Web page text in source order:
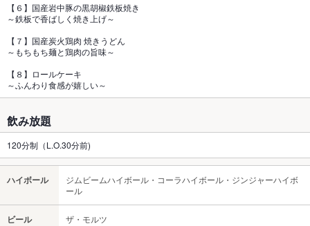
【６】国産岩中豚の黒胡椒鉄板焼き
～鉄板で香ばしく焼き上げ～
【７】国産炭火鶏肉 焼きうどん
～もちもち麺と鶏肉の旨味～
【８】ロールケーキ
～ふんわり食感が嬉しい～
飲み放題
120分制（L.O.30分前)
ハイボール
ジムビームハイボール・コーラハイボール・ジンジャーハイボ
ール
ビール ザ・モルツ